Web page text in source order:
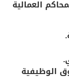
العمالية
الوظيفية